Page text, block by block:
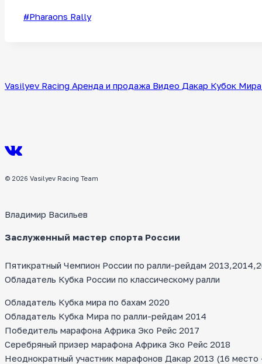
Метки
#Pharaons Rally
Vasilyev Racing Аренда и продажа Видео Дакар Кубок Мира
© 2026 Vasilyev Racing Team
Владимир Васильев
Заслуженный мастер спорта России
Пятикратный Чемпион России по ралли-рейдам
Обладатель Кубка России по классическому ралли
Обладатель Кубка мира по бахам 2020
Обладатель Кубка Мира по ралли-рейдам 2014
Победитель марафона Африка Эко Рейс 2017
Серебряный призер марафона Африка Эко Рейс 2018
Неоднократный участник марафонов Дакар 2013 (16